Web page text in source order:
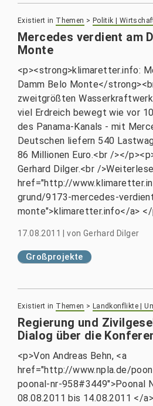
Existiert in Themen > Politik |
Mercedes verdient am
Monte
<p><strong>klimaretter.info:
Damm Belo Monte</
zweitgrößten
viel Erdreich bewegt wie vor
des Panama-Kanals - mit
Deutschen liefern 540
86 Millionen Euro.<br /></
Gerhard Dilger.<br /
href="http://
grund/9173-mercedes-
monte">klimaretter.info</a> </
17.08.2011 |von Gerhard Dilger
Großprojekte
Existiert in Themen > Landkonflikte |
Regierung und
Dialog über die
<p>Von Andreas Behn, <a
href="http://www.npla.de/
poonal-nr-958#3449">Poonal
08.08.2011 bis 14.08.2011 </